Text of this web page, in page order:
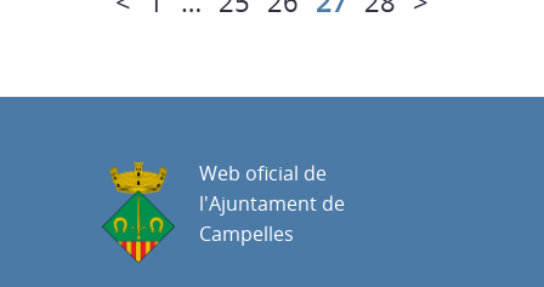
Web oficial de
l'Ajuntament de
Campelles